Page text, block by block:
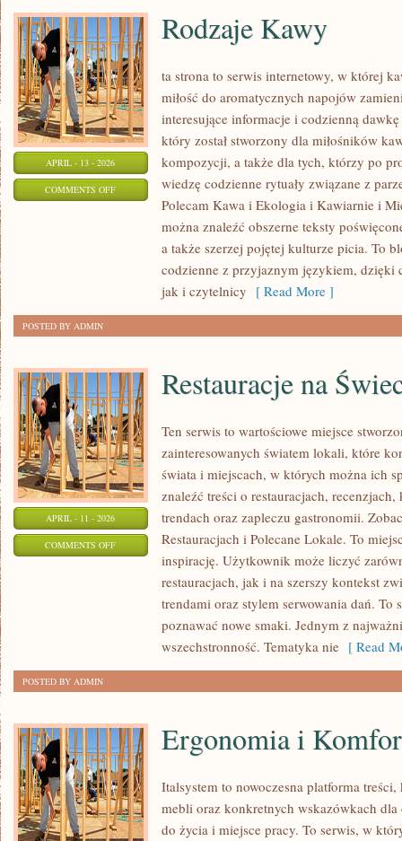
APRIL - 13 - 2026
COMMENTS OFFON
Rodzaje Kawy
ta strona to serwis internetowy, w której
miłość do aromatycznych napojów
interesujące informacje i codzienną
który został stworzony dla miłośników
kompozycji, a także dla tych, którzy po
wiedzę codzienne rytuały związane z
Polecam Kawa i Ekologia i Kawiarnie i
można znaleźć obszerne teksty
a także szerzej pojętej kulturze picia. To
codzienne z przyjaznym językiem, dzięki
jak i czytelnicy [ Read More ]
POSTED BY ADMIN
APRIL - 11 - 2026
COMMENTS OFFON
RESTAURACJE
Restauracje na
Ten serwis to wartościowe miejsce
zainteresowanych światem lokali, które
świata i miejscach, w których można ich
znaleźć treści o restauracjach,
trendach oraz zapleczu gastronomii.
Restauracjach i Polecane Lokale. To
inspirację. Użytkownik może liczyć
restauracjach, jak i na szerszy kontekst
trendami oraz stylem serwowania dań.
poznawać nowe smaki. Jednym z
wszechstronność. Tematyka nie [ Read
POSTED BY ADMIN
Ergonomia i
Italsystem to nowoczesna platforma
mebli oraz konkretnych wskazówkach dla
do życia i miejsce pracy. To serwis, w